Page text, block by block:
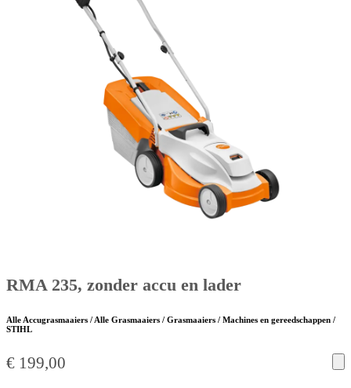
RMA 235, zonder accu en lader
Alle Accugrasmaaiers / Alle Grasmaaiers / Grasmaaiers / Machines en gereedschappen /
STIHL
€ 199,00